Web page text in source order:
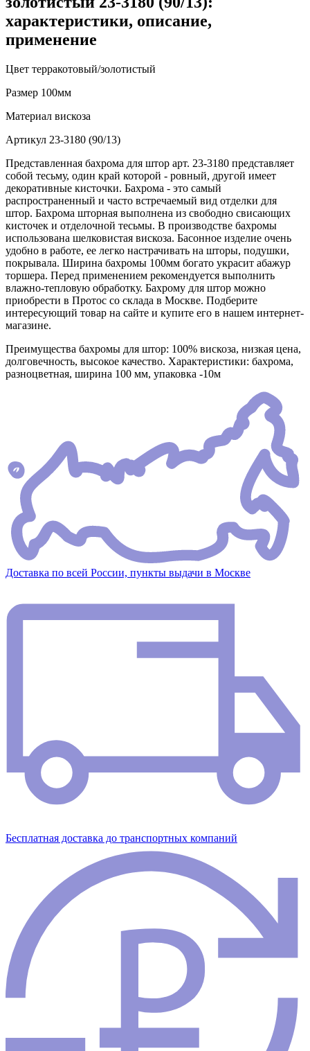
характеристики, описание,
применение
Цвет терракотовый/золотистый
Размер 100мм
Материал вискоза
Артикул 23-3180 (90/13)
Представленная бахрома для штор арт. 23-3180 представляет
собой тесьму, один край которой - ровный, другой имеет
декоративные кисточки. Бахрома - это самый
распространенный и часто встречаемый вид отделки для
штор. Бахрома шторная выполнена из свободно свисающих
кисточек и отделочной тесьмы. В производстве бахромы
использована шелковистая вискоза. Басонное изделие очень
удобно в работе, ее легко настрачивать на шторы, подушки,
покрывала. Ширина бахромы 100мм богато украсит абажур
торшера. Перед применением рекомендуется выполнить
влажно-тепловую обработку. Бахрому для штор можно
приобрести в Протос со склада в Москве. Подберите
интересующий товар на сайте и купите его в нашем интернет-
магазине.
Преимущества бахромы для штор: 100% вискоза, низкая цена,
долговечность, высокое качество. Характеристики: бахрома,
разноцветная, ширина 100 мм, упаковка -10м
Доставка по всей России, пункты выдачи в Москве
Бесплатная доставка до транспортных компаний